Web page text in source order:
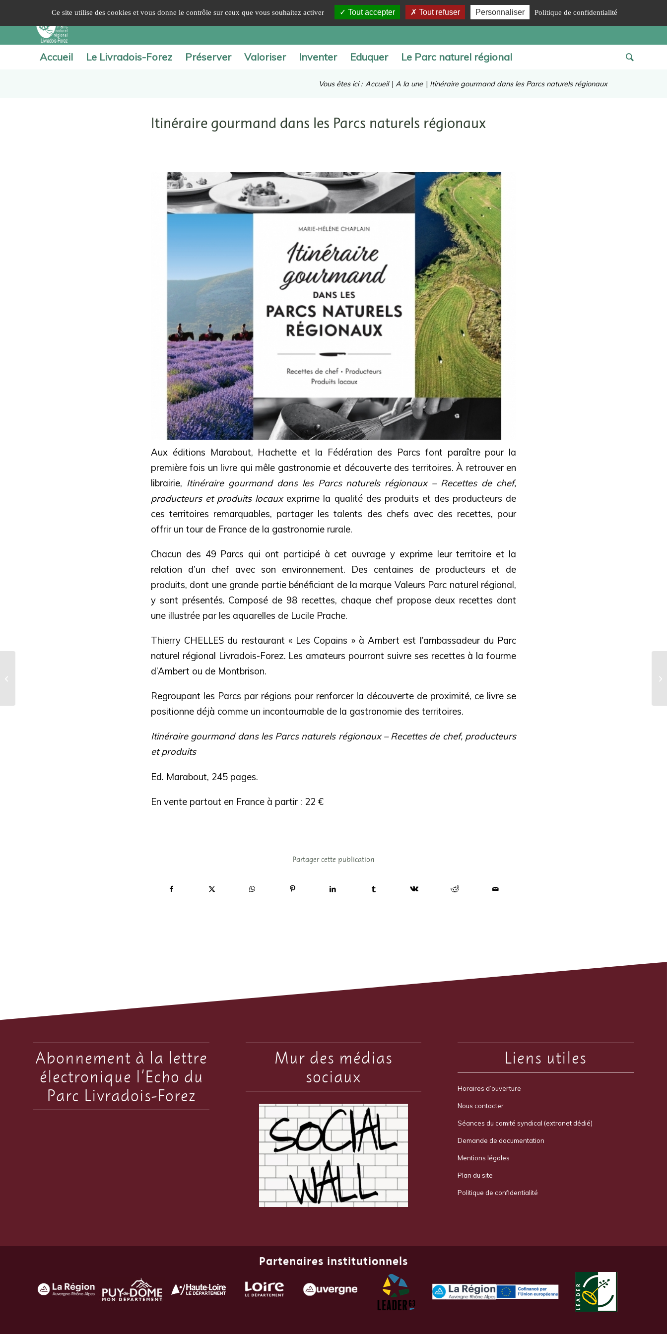
Accueil Le Livradois-Forez Préserver Valoriser Inventer Eduquer Le Parc naturel régional
Vous êtes ici : Accueil | A la une | Itinéraire gourmand dans les Parcs naturels régionaux
Itinéraire gourmand dans les Parcs naturels régionaux
Aux éditions Marabout, Hachette et la Fédération des Parcs font paraître pour la
première fois un livre qui mêle gastronomie et découverte des territoires. À retrouver en
librairie, Itinéraire gourmand dans les Parcs naturels régionaux – Recettes de chef,
producteurs et produits locaux exprime la qualité des produits et des producteurs de
ces territoires remarquables, partager les talents des chefs avec des recettes, pour
offrir un tour de France de la gastronomie rurale.
Chacun des 49 Parcs qui ont participé à cet ouvrage y exprime leur territoire et la
relation d’un chef avec son environnement. Des centaines de producteurs et de
produits, dont une grande partie bénéficiant de la marque Valeurs Parc naturel régional,
y sont présentés. Composé de 98 recettes, chaque chef propose deux recettes dont
une illustrée par les aquarelles de Lucile Prache.
Thierry CHELLES du restaurant « Les Copains » à Ambert est l’ambassadeur du Parc
naturel régional Livradois-Forez. Les amateurs pourront suivre ses recettes à la fourme
d’Ambert ou de Montbrison.
Regroupant les Parcs par régions pour renforcer la découverte de proximité, ce livre se
positionne déjà comme un incontournable de la gastronomie des territoires.
Itinéraire gourmand dans les Parcs naturels régionaux – Recettes de chef, producteurs
et produits
Ed. Marabout, 245 pages.
En vente partout en France à partir : 22 €
Partager cette publication
Abonnement à la lettre
électronique l’Echo du
Parc Livradois-Forez
Mur des médias
sociaux
Liens utiles
Horaires d’ouverture
Nous contacter
Séances du comité syndical (extranet dédié)
Demande de documentation
Mentions légales
Plan du site
Politique de confidentialité
Partenaires institutionnels
Ce site utilise des cookies et vous donne le contrôle sur ceux que vous souhaitez activer Tout accepter Tout refuser Personnaliser Politique de confidentialité